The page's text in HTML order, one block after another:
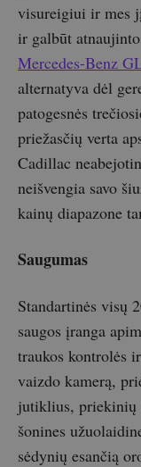
visureigiui ir mes
ir galbūt atnaujinto
Mercedes-Benz
alternatyva dėl
patogesnės
priežasčių verta
Cadillac
neišvengia savo
kainų diapazone
Saugumas
Standartinės visų
saugos įranga
traukos kontrolės
vaizdo kamerą,
jutiklius, priekinių
šonines
sėdynių esančią